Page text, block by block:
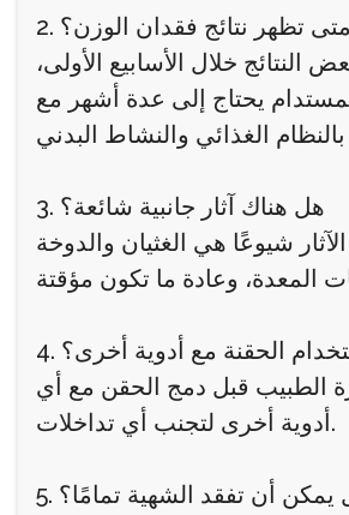
2. متى تظهر نتائج فقدان الوزن؟
النتائج خلال الأسابيع الأولى،
يحتاج إلى عدة أشهر مع
3. هل هناك آثار جانبية شائعة؟
الآثار شيوعًا هي الغثيان والدوخة
الحقنة مع أدوية أخرى؟
الطبيب قبل دمج الحقن مع أي
أدوية أخرى لتجنب أي تداخلات.
يمكن أن تفقد الشهية تمامًا؟